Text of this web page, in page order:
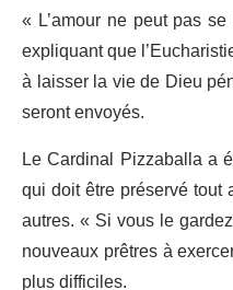
« L’amour ne peut pas
expliquant que
à laisser la vie de Dieu
seront envoyés.
Le Cardinal Pizzaballa a
qui doit être préservé
autres. « Si vous le
nouveaux prêtres à
plus difficiles.